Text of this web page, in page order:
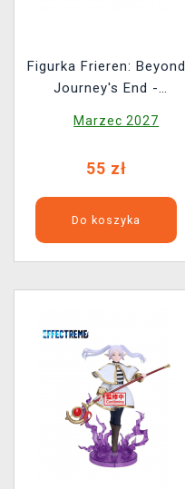
Figurka Frieren: Beyond
Journey's End -
Blind Box (losowy
Marzec 2027
55 zł
Do koszyka